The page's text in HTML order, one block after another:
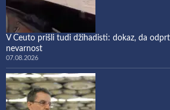
V Ceuto prišli tudi džihadisti: dokaz, da
nevarnost
07.08.2026